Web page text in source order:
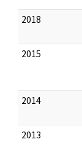
2018
2015
2014
2013